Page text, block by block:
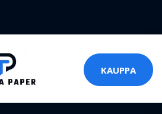
KAUPPA